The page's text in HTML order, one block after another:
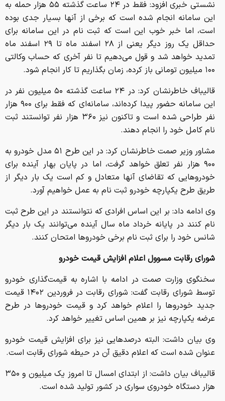
نشستی خبری افزود: فقط در ۲۴ ساعت گذشته ۵۵ هزار حمله به
این سامانه انجام شده است که برخی از آنها بسیار جدی بوده
است، اما خبر خوب این است که ثبت نام در این سامانه برای
حداقل یک روز دیگر یعنی از ۲۸ اسفند ماه تا ۲۹ اسفند ماه
تمدید خواهد شد و قول می‌دهیم تا نفر آخری که حساب وکالتی
۱۰۰ میلیون تومانی باز کرده، زمان بگذاریم تا کار انجام شود.
قالیباف خاطرنشان کرد: در ۲۴ ساعت گذشته ۵۰ میلیون نفر در
این سامانه حضور پیدا کرده‌اند، سامانه‌ای که فقط برای ۹۰۰ هزار
نفر طراحی شده است و تاکنون نیز ۳۶۰ هزار نفر توانستند ثبت
نام کامل خود را انجام دهند.
مشاور وزیر صمت خاطرنشان کرد: در این طرح ۵۱ مدل خودرو به
۹۰۰ هزار نفر تعلق خواهد گرفت، اما در پایان بهار آینده برای
خودروهایی که تقاضای آنها متعادل و کم است یک بار دیگر از
طریق طرح یکپارچه خودرو ثبت نام به عمل خواهیم آورد.
وی ادامه داد: بر این اساس افرادی که نتوانستند در این طرح ثبت
نام کنند در پایانه خرداد ماه سال آینده می‌توانند یک بار دیگر
شانس خود را برای ثبت نام برخی خودروها امتحان کنند.
شورای رقابت مسوول اعلام افزایش قیمت خودرو
سخنگوی وزارت صمت در ادامه با اشاره به قیمت‌گذاری خودرو
توسط شورای رقابت گفت: شورای رقابت در فروردین ۱۴۰۲ قیمت
جدید خودروها را اعلام خواهد کرد و قیمت خودروها در طرح
عرضه یکپارچه نیز بر همین اساس تغییر خواهد کرد.
وی بیان داشت: البته درصدهایی نیز برای افزایش قیمت خودرو
عنوان شده است که اعلام دقیق آن در حیطه شورای رقابت است.
قالیباف بیان داشت: از ابتدای امسال تا امروز یک میلیون و ۳۵۰
هزار دستگاه خودروی سواری در کشور تولید شده است.